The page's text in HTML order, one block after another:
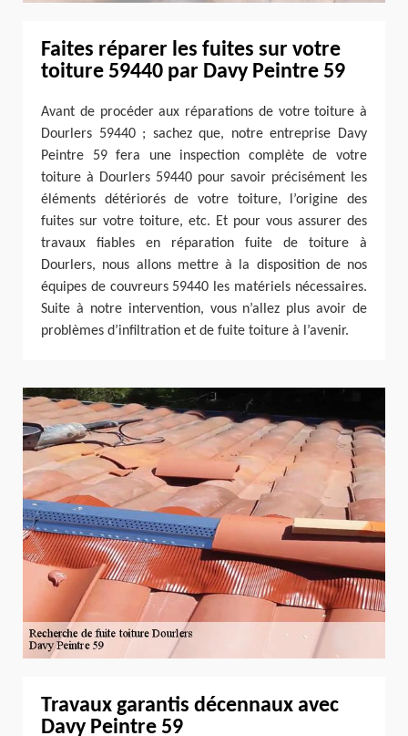
Faites réparer les fuites sur votre
toiture 59440 par Davy Peintre 59
Avant de procéder aux réparations de votre toiture à
Dourlers 59440 ; sachez que, notre entreprise Davy
Peintre 59 fera une inspection complète de votre
toiture à Dourlers 59440 pour savoir précisément les
éléments détériorés de votre toiture, l’origine des
fuites sur votre toiture, etc. Et pour vous assurer des
travaux fiables en réparation fuite de toiture à
Dourlers, nous allons mettre à la disposition de nos
équipes de couvreurs 59440 les matériels nécessaires.
Suite à notre intervention, vous n’allez plus avoir de
problèmes d’infiltration et de fuite toiture à l’avenir.
Travaux garantis décennaux avec
Davy Peintre 59